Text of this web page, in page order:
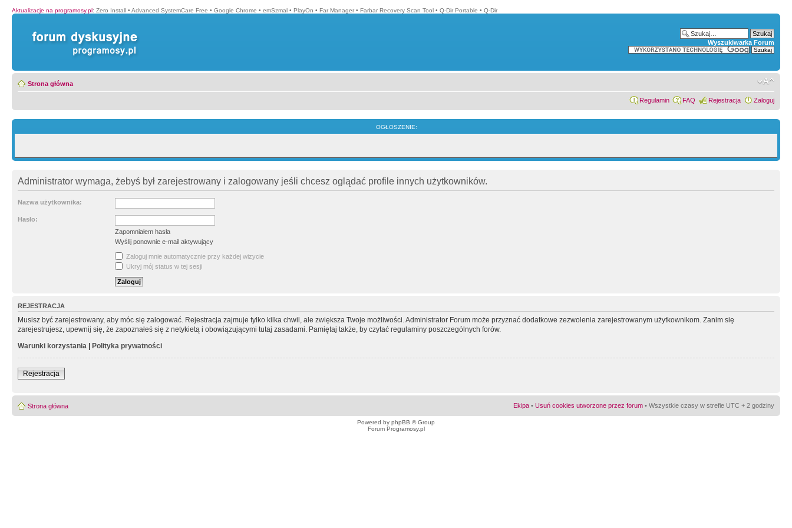
Aktualizacje na programosy.pl: Zero Install • Advanced SystemCare Free • Google Chrome • emSzmal • PlayOn • Far Manager • Farbar Recovery Scan Tool • Q-Dir Portable • Q-Dir
Wyszukiwarka Forum
Strona główna
Regulamin FAQ Rejestracja Zaloguj
OGŁOSZENIE:
Administrator wymaga, żebyś był zarejestrowany i zalogowany jeśli chcesz oglądać profile innych użytkowników.
Nazwa użytkownika:
Hasło:
Zapomniałem hasła
Wyślij ponownie e-mail aktywujący
Zaloguj mnie automatycznie przy każdej wizycie
Ukryj mój status w tej sesji
REJESTRACJA
Musisz być zarejestrowany, aby móc się zalogować. Rejestracja zajmuje tylko kilka chwil, ale zwiększa Twoje możliwości. Administrator Forum może przyznać dodatkowe zezwolenia zarejestrowanym użytkownikom. Zanim się
zarejestrujesz, upewnij się, że zapoznałeś się z netykietą i obowiązującymi tutaj zasadami. Pamiętaj także, by czytać regulaminy poszczególnych forów.
Warunki korzystania | Polityka prywatności
Rejestracja
Strona główna Ekipa • Usuń cookies utworzone przez forum • Wszystkie czasy w strefie UTC + 2 godziny
Powered by phpBB © Group
Forum Programosy.pl